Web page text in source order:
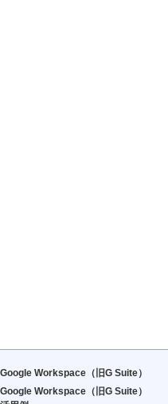
Google Workspace（旧G Suite）
Google Workspace（旧G Suite）